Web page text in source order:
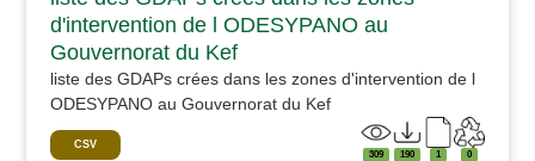
d'intervention de l ODESYPANO au
Gouvernorat du Kef
liste des GDAPs crées dans les zones d'intervention de l
ODESYPANO au Gouvernorat du Kef
CSV
309 190 1 0